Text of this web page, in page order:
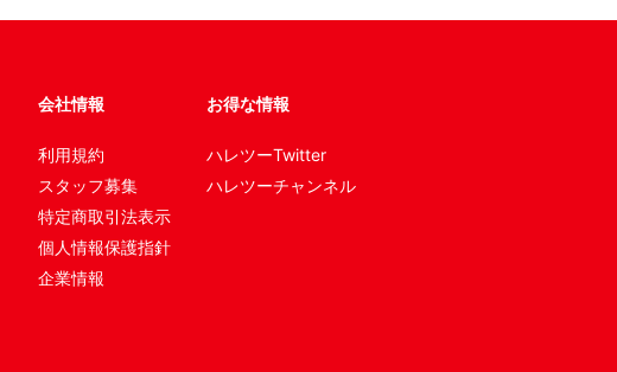
会社情報
利用規約
スタッフ募集
特定商取引法表示
個人情報保護指針
企業情報
お得な情報
ハレツーTwitter
ハレツーチャンネル